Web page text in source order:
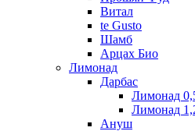
Витал
te Gusto
Шамб
Арцах Био
Лимонад
Дарбас
Лимонад
Лимонад
Ануш